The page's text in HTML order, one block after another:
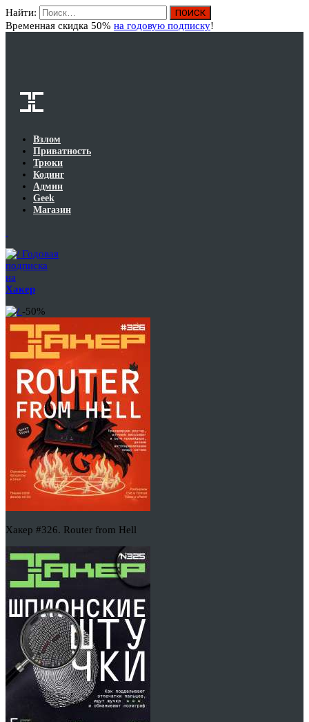
Найти:
Временная скидка 50% на годовую подписку!
Взлом
Приватность
Трюки
Кодинг
Админ
Geek
Магазин
Годовая
подписка
на
Хакер
-50%
Хакер #326. Router from Hell